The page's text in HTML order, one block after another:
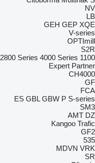
NV
LB
GEH GEP XQE
V-series
OPTImill
S2R
1100 Series
2800 Series 4000 Series
Expert Partner
CH4000
GF
FCA
ES GBL GBW P S-series
SM3
AMT DZ
Kangoo Trafic
GF2
535
MDVN VRK
SR